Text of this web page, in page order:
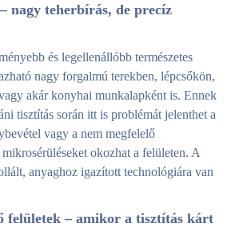
nagy teherbírás, de precíz
és legellenállóbb természetes
nagy forgalmú terekben, lépcsőkön,
akár konyhai munkalapként is. Ennek
tisztítás során itt is problémát jelenthet a
vagy a nem megfelelő
okozhat a felületen. A
anyaghoz igazított technológiára van
felületek – amikor a tisztítás kárt